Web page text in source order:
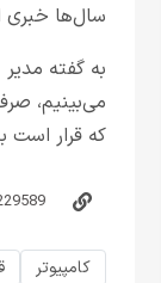
سال‌ها خبری
به گفته
می‌بینیم،
که قرار است
کامپیوتر